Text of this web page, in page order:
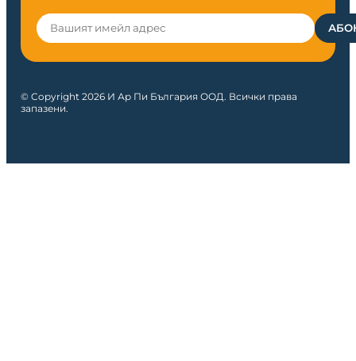
© Copyright 2026 И Ар Пи България ООД. Всички права
запазени.